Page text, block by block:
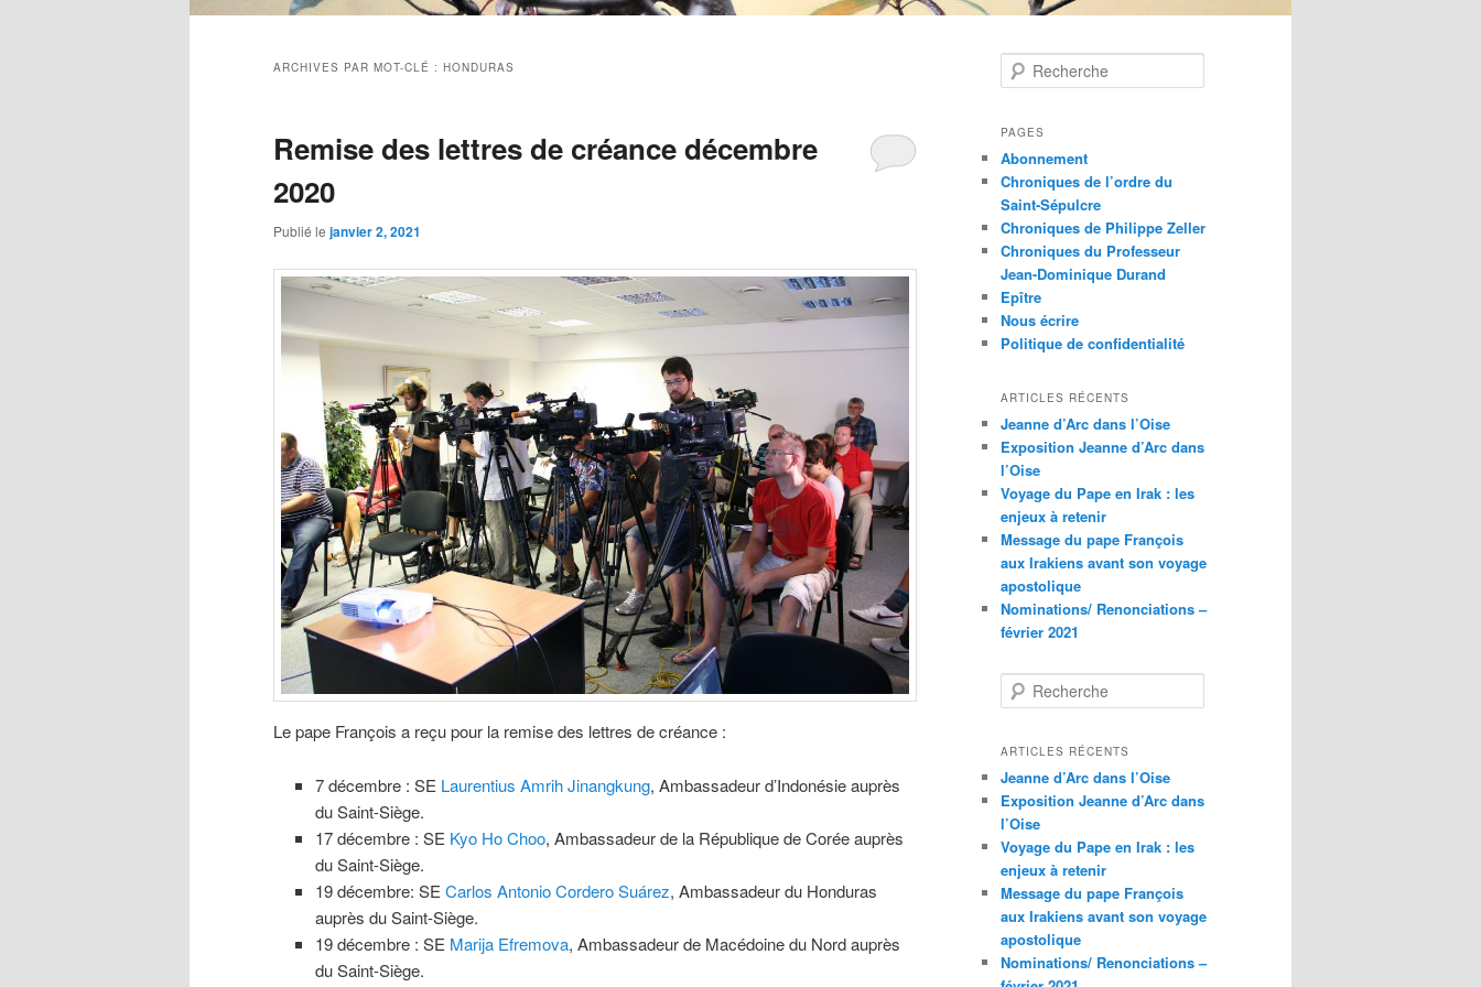
ARCHIVES PAR MOT-CLÉ : HONDURAS
Remise des lettres de créance décembre
2020
Publié le janvier 2, 2021
Le pape François a reçu pour la remise des lettres de créance :
7 décembre : SE Laurentius Amrih Jinangkung, Ambassadeur d’Indonésie auprès
du Saint-Siège.
17 décembre : SE Kyo Ho Choo, Ambassadeur de la République de Corée auprès
du Saint-Siège.
19 décembre: SE Carlos Antonio Cordero Suárez, Ambassadeur du Honduras
auprès du Saint-Siège.
19 décembre : SE Marija Efremova, Ambassadeur de Macédoine du Nord auprès
du Saint-Siège.
e
h
r
c
h
e
PAGES
Abonnement
Chroniques de l’ordre du
Saint-Sépulcre
Chroniques de Philippe Zeller
Chroniques du Professeur
Jean-Dominique Durand
Epître
Nous écrire
Politique de confidentialité
ARTICLES RÉCENTS
Jeanne d’Arc dans l’Oise
Exposition Jeanne d’Arc dans
l’Oise
Voyage du Pape en Irak : les
enjeux à retenir
Message du pape François
aux Irakiens avant son voyage
apostolique
Nominations/ Renonciations –
février 2021
e
h
r
c
h
e
ARTICLES RÉCENTS
Jeanne d’Arc dans l’Oise
Exposition Jeanne d’Arc dans
l’Oise
Voyage du Pape en Irak : les
enjeux à retenir
Message du pape François
aux Irakiens avant son voyage
apostolique
Nominations/ Renonciations –